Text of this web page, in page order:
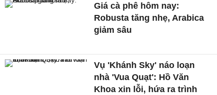
Giá cà phê hôm nay:
Robusta tăng nhẹ, Arabica
giảm sâu
Vụ 'Khánh Sky' náo loạn
nhà 'Vua Quạt': Hồ Văn
Khoa xin lỗi, hứa ra trình